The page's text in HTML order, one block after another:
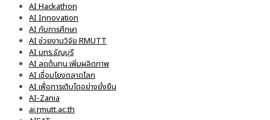
AI Hackathon
AI Innovation
AI กับการศึกษา
AI ช่วยงานวิจัย RMUTT
AI มทร.ธัญบุรี
AI ลดต้นทุน เพิ่มผลิตภาพ
AI เชื่อมโยงตลาดโลก
AI เพื่อการเติบโตอย่างยั่งยืน
AI-Zania
ai.rmutt.ac.th